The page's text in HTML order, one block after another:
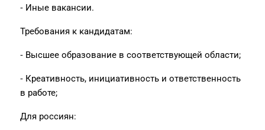
⁃ Иные вакансии.
Требования к кандидатам:
⁃ Высшее образование в соответствующей области;
⁃ Креативность, инициативность и ответственность
в работе;
Для россиян: